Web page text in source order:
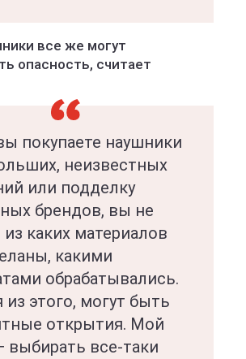
все же могут
опасность, считает
покупаете наушники
неизвестных
или подделку
брендов, вы не
из каких материалов
какими
обрабатывались.
из этого, могут быть
открытия. Мой
выбирать все-таки